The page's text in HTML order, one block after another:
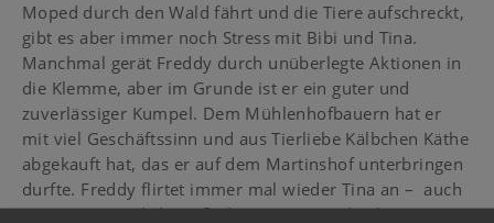
Moped durch den Wald fährt und die Tiere aufschreckt,
gibt es aber immer noch Stress mit Bibi und Tina.
Manchmal gerät Freddy durch unüberlegte Aktionen in
die Klemme, aber im Grunde ist er ein guter und
zuverlässiger Kumpel. Dem Mühlenhofbauern hat er
mit viel Geschäftssinn und aus Tierliebe Kälbchen Käthe
abgekauft hat, das er auf dem Martinshof unterbringen
durfte. Freddy flirtet immer mal wieder Tina an – auch
wenn er eigentlich weiß, dass er gegen Alex keine